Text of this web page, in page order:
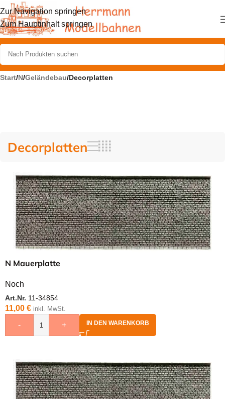
Zur Navigation springen
Zum Hauptinhalt springen
Start/N/Geländebau/Decorplatten
Decorplatten
N Mauerplatte
Noch
Art.Nr. 11-34854
11,00 € inkl. MwSt.
- + IN DEN WARENKORB